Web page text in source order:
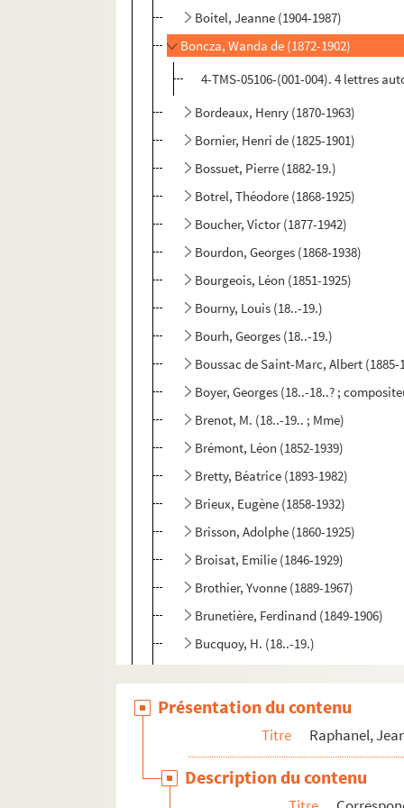
Boitel, Jeanne (1904-1987)
Boncza, Wanda de (1872-1902)
4-TMS-05106-(001-004). 4 lettres
Bordeaux, Henry (1870-1963)
Bornier, Henri de (1825-1901)
Bossuet, Pierre (1882-19.)
Botrel, Théodore (1868-1925)
Boucher, Victor (1877-1942)
Bourdon, Georges (1868-1938)
Bourgeois, Léon (1851-1925)
Bourny, Louis (18..-19.)
Bourh, Georges (18..-19.)
Boussac de Saint-Marc, Albert (1885-
Boyer, Georges (18..-18..? ;
Brenot, M. (18..-19.. ; Mme)
Brémont, Léon (1852-1939)
Bretty, Béatrice (1893-1982)
Brieux, Eugène (1858-1932)
Brisson, Adolphe (1860-1925)
Broisat, Emilie (1846-1929)
Brothier, Yvonne (1889-1967)
Brunetière, Ferdinand (1849-1906)
Bucquoy, H. (18..-19.)
Byl, Arthur (18..-19.)
Caillavet Gaston-Arman de (1869-
Camoin, Solange (19..-19.)
Capazza, L. (18..-19.)
Présentation du contenu
Titre Raphanel,
Description du contenu